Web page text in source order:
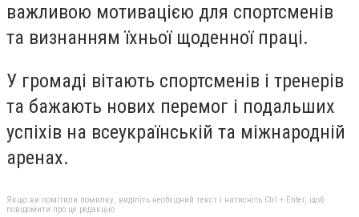
важливою мотивацією для спортсменів
та визнанням їхньої щоденної праці.
У громаді вітають спортсменів і тренерів
та бажають нових перемог і подальших
успіхів на всеукраїнській та міжнародній
аренах.
Якщо ви помітили помилку, виділіть необхідний текст і натисніть Ctrl + Enter, щоб
повідомити про це редакцію